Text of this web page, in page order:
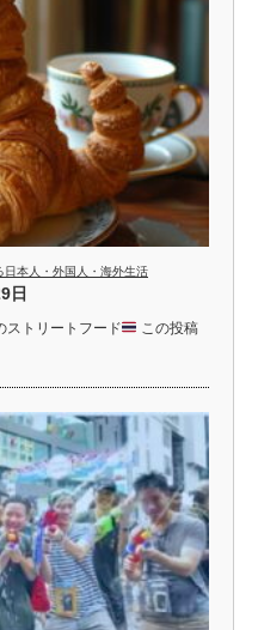
日本人・外国人・海外生活
日
ストリートフード
この投稿